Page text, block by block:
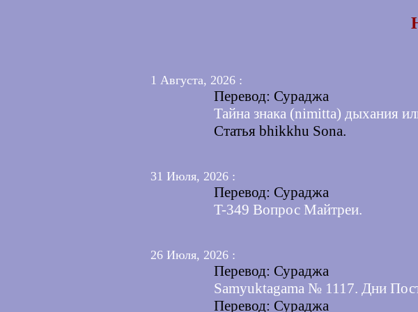
1 Августа, 2026 :
Перевод: Сураджа
Тайна знака (nimitta) дыхания
Статья bhikkhu Sona.
31 Июля, 2026 :
Перевод: Сураджа
T-349 Вопрос Майтреи.
26 Июля, 2026 :
Перевод: Сураджа
Samyuktagama № 1117. Дни
Перевод: Сураджа